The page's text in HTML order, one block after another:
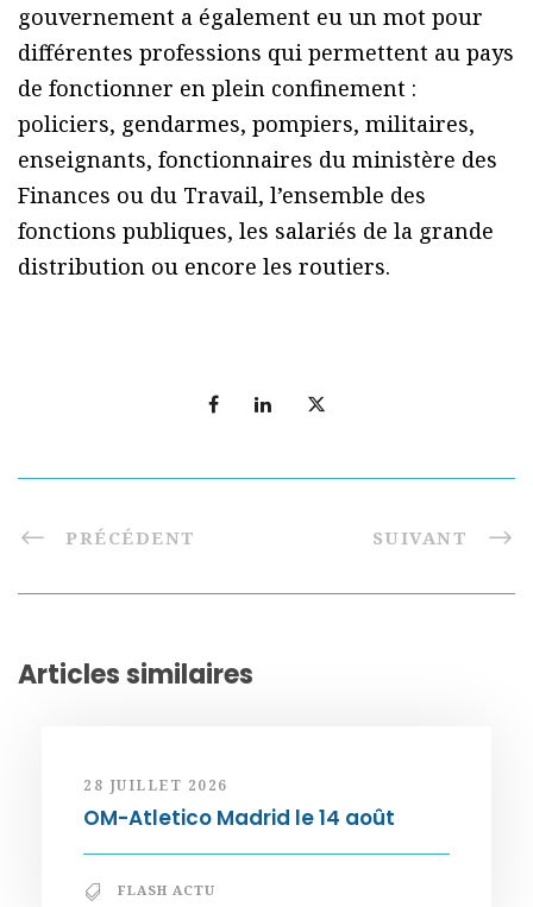
gouvernement a également eu un mot pour
différentes professions qui permettent au pays
de fonctionner en plein confinement :
policiers, gendarmes, pompiers, militaires,
enseignants, fonctionnaires du ministère des
Finances ou du Travail, l’ensemble des
fonctions publiques, les salariés de la grande
distribution ou encore les routiers.
PRÉCÉDENT SUIVANT
Articles similaires
28 JUILLET 2026
OM-Atletico Madrid le 14 août
FLASH ACTU